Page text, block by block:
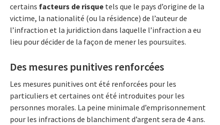
certains facteurs de risque tels que le pays d’origine de la
victime, la nationalité (ou la résidence) de l’auteur de
l’infraction et la juridiction dans laquelle l’infraction a eu
lieu pour décider de la façon de mener les poursuites.
Des mesures punitives renforcées
Les mesures punitives ont été renforcées pour les
particuliers et certaines ont été introduites pour les
personnes morales. La peine minimale d’emprisonnement
pour les infractions de blanchiment d’argent sera de 4 ans.